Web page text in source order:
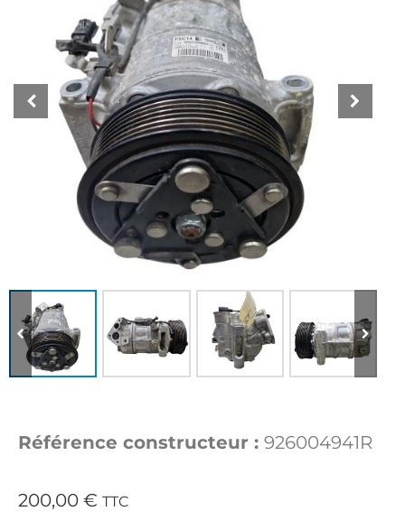
Référence constructeur : 926004941R
200,00 € TTC